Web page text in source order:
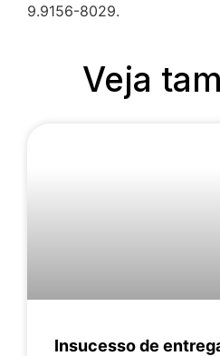
9.9156-8029.
Veja
Insucesso de